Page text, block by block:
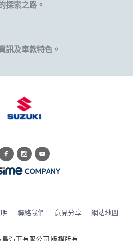
探索之路。
訊及車款特色。
聯絡我們 意見分享 網站地圖
汽車有限公司 版權所有